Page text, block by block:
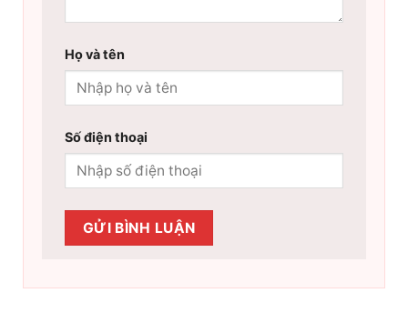
Họ và tên
Số điện thoại